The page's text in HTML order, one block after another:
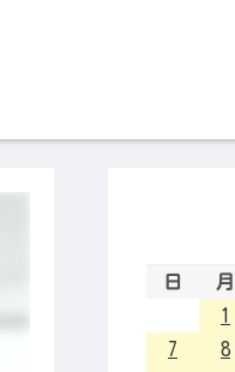
日
月
1
7
8